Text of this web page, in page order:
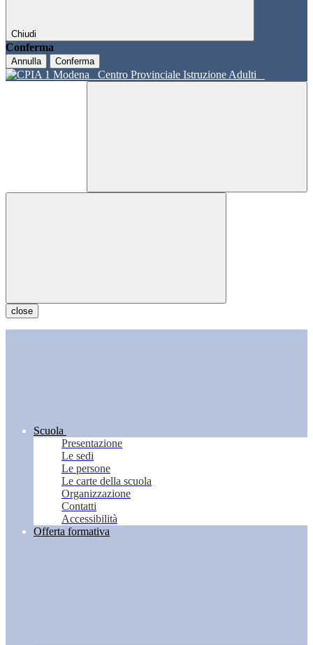
Chiudi
Conferma
Annulla Conferma
Centro Provinciale Istruzione Adulti
close
Scuola
Presentazione
Le sedi
Le persone
Le carte della scuola
Organizzazione
Contatti
Accessibilità
Offerta formativa